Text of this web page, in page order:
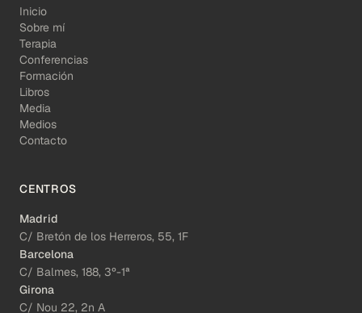
Inicio
Sobre mí
Terapia
Conferencias
Formación
Libros
Media
Medios
Contacto
CENTROS
Madrid
C/ Bretón de los Herreros, 55, 1F
Barcelona
C/ Balmes, 188, 3º-1ª
Girona
C/ Nou 22, 2n A